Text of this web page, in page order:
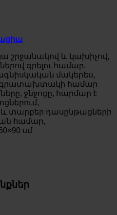
շրջանակով և կախիչով,
գրելու համար,
մակերես,
գրատախտակի համար
ջնջոցը, հարմար է
տարբեր դասընթացների
համար,
սմ